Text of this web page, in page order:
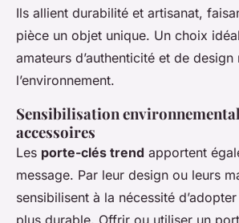
Ils allient durabilité et artisanat,
pièce un objet unique. Un choix
amateurs d’authenticité et de
l’environnement.
Sensibilisation
accessoires
Les porte-clés trend apportent
message. Par leur design ou leurs
sensibilisent à la nécessité